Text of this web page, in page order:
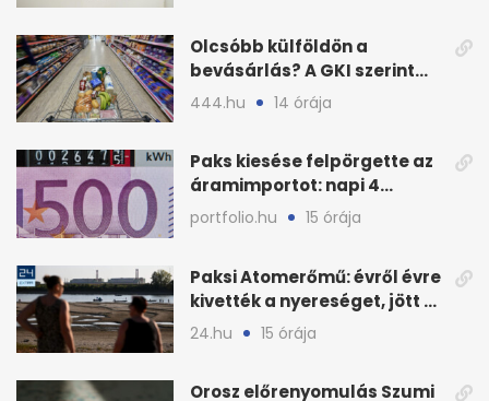
Olcsóbb külföldön a
bevásárlás? A GKI szerint
zárkózott a magyar árszint
444.hu 14 órája
Paks kiesése felpörgette az
áramimportot: napi 4
milliárd forintos számla
portfolio.hu 15 órája
Paksi Atomerőmű: évről évre
kivették a nyereséget, jött a
baj
24.hu 15 órája
Orosz előrenyomulás Szumi